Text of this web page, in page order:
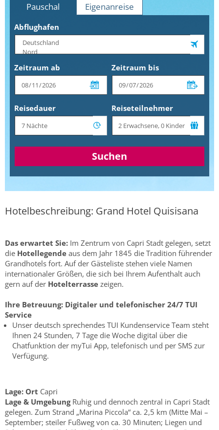
Pauschal Eigenanreise
Abflughafen
Zeitraum ab Zeitraum bis
Reisedauer Reiseteilnehmer
Suchen
Hotelbeschreibung: Grand Hotel Quisisana
Das erwartet Sie: Im Zentrum von Capri Stadt gelegen, setzt
die Hotellegende aus dem Jahr 1845 die Tradition führender
Grandhotels fort. Auf der Gästeliste stehen viele Namen
internationaler Größen, die sich bei Ihrem Aufenthalt auch
gern auf der Hotelterrasse zeigen.
Ihre Betreuung: Digitaler und telefonischer 24/7 TUI
Service
Unser deutsch sprechendes TUI Kundenservice Team steht
Ihnen 24 Stunden, 7 Tage die Woche digital über die
Chatfunktion der myTui App, telefonisch und per SMS zur
Verfügung.
Lage: Ort Capri
Lage & UmgebungRuhig und dennoch zentral in Capri Stadt
gelegen. Zum Strand „Marina Piccola“ ca. 2,5 km (Mitte Mai –
September; steiler Fußweg von ca. 30 Minuten; Liegen und